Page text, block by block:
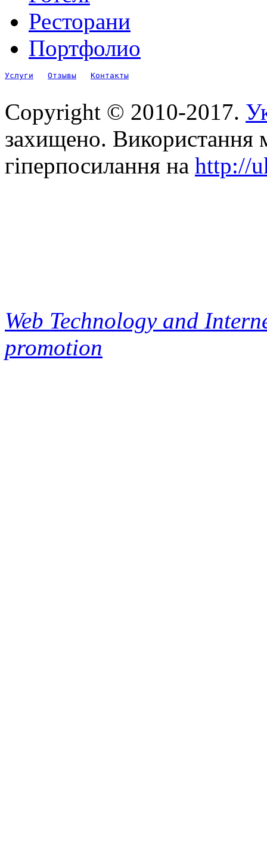
Ресторани
Портфолио
Услуги Отзывы Контакты
Copyright © 2010-2017.
захищено. Використання
гіперпосилання на http://
Web Technology and
promotion